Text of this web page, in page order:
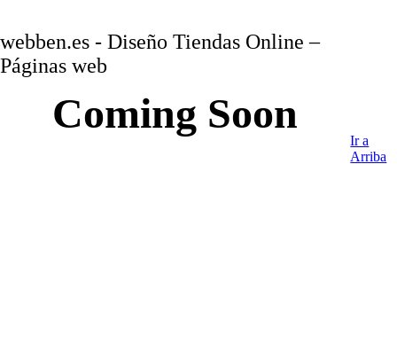
webben.es - Diseño Tiendas Online –
Páginas web
Coming Soon
Ir a
Arriba